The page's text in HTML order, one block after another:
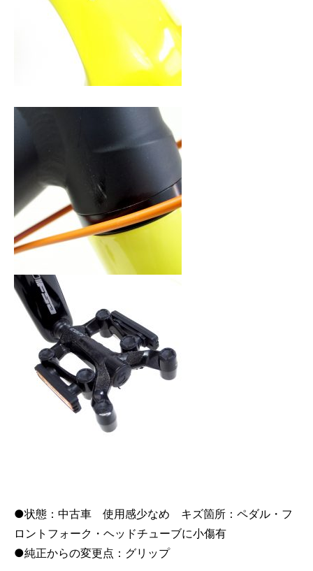
●状態：中古車 使用感少なめ キズ箇所：ペダル・フ
ロントフォーク・ヘッドチューブに小傷有
●純正からの変更点：グリップ